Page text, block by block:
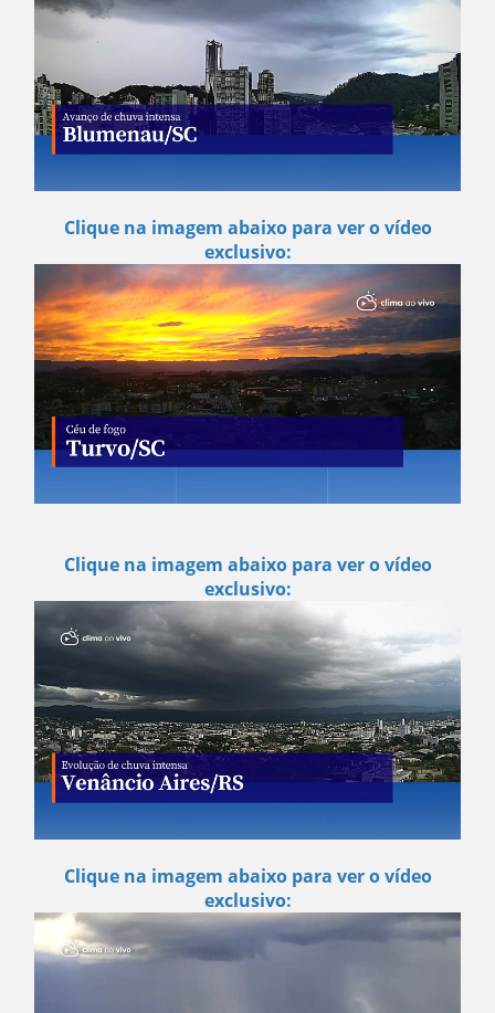
Clique na imagem abaixo para ver o vídeo
exclusivo:
Clique na imagem abaixo para ver o vídeo
exclusivo:
Clique na imagem abaixo para ver o vídeo
exclusivo: